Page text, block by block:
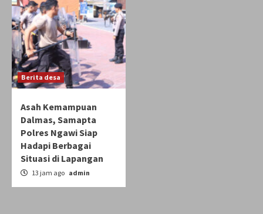
Berita desa
Asah Kemampuan
Dalmas, Samapta
Polres Ngawi Siap
Hadapi Berbagai
Situasi di Lapangan
13 jam ago admin